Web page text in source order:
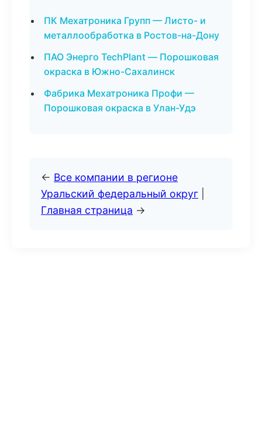
ПК Мехатроника Групп — Листо- и
металлообработка в Ростов-на-Дону
ПАО Энерго TechPlant — Порошковая
окраска в Южно-Сахалинск
Фабрика Мехатроника Профи —
Порошковая окраска в Улан-Удэ
← Все компании в регионе
Уральский федеральный округ
Главная страница →